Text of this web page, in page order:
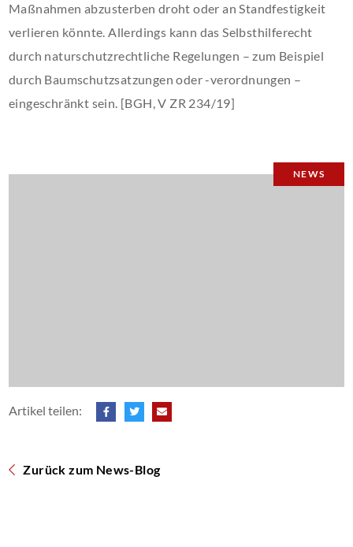
NEWS
Artikel teilen:
Zurück zum News-Blog
Maßnahmen abzusterben droht oder an Standfestigkeit
verlieren könnte. Allerdings kann das Selbsthilferecht
durch naturschutzrechtliche Regelungen – zum Beispiel
durch Baumschutzsatzungen oder -verordnungen –
eingeschränkt sein. [BGH, V ZR 234/19]